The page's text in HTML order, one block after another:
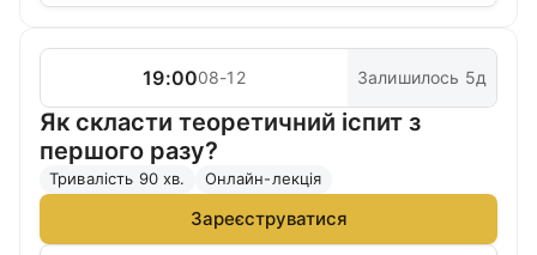
19:0008-12 Залишилось 5д
Як скласти теоретичний іспит з
першого разу?
Тривалість 90 хв. Онлайн-лекція
Зареєструватися